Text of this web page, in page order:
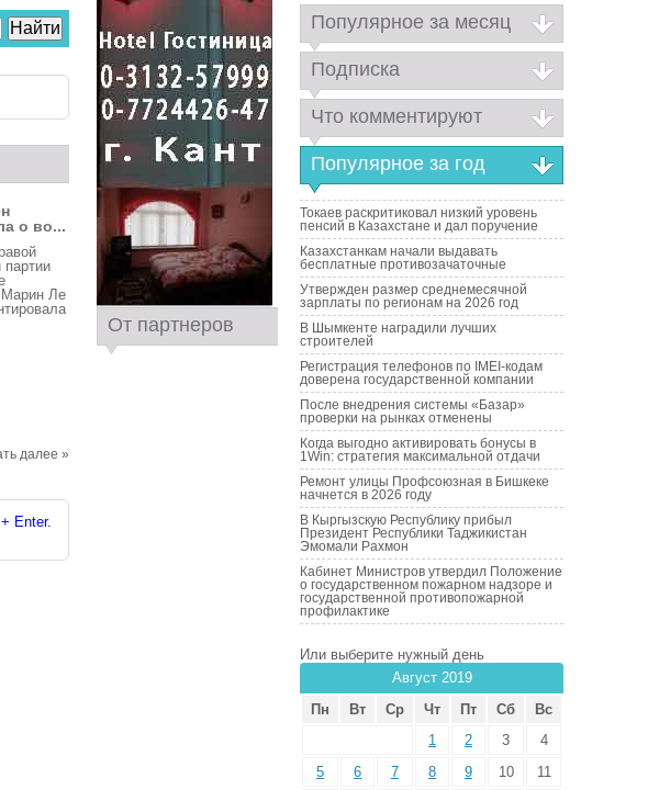
о во...
партии
Марин Ле
далее »
Enter.
От партнеров
Популярное за месяц
Подписка
Что комментируют
Популярное за год
Токаев раскритиковал низкий уровень
пенсий в Казахстане и дал поручение
Казахстанкам начали выдавать
бесплатные противозачаточные
Утвержден размер среднемесячной
зарплаты по регионам на 2026 год
В Шымкенте наградили лучших
строителей
Регистрация телефонов по IMEI-кодам
доверена государственной компании
После внедрения системы «Базар»
проверки на рынках отменены
Когда выгодно активировать бонусы в
1Win: стратегия максимальной отдачи
Ремонт улицы Профсоюзная в Бишкеке
начнется в 2026 году
В Кыргызскую Республику прибыл
Президент Республики Таджикистан
Эмомали Рахмон
Кабинет Министров утвердил Положение
о государственном пожарном надзоре и
государственной противопожарной
профилактике
Или выберите нужный день
Август 2019
Пн
Вт Ср Чт Пт Сб
Вс
1
2 3
4
5
6 7 8 9 10
11